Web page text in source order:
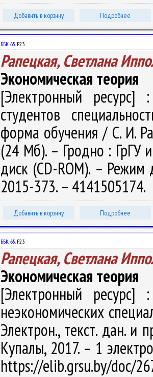
Добавить в корзину Подробнее
ББК 65.Р23
Рапецкая, Светлана
Экономическая теория
[Электронный ресурс]
студентов
форма обучения / С. И.
(24 Мб). – Гродно : ГрГУ
диск (CD-ROM). –
2015-373. – 4141505174.
Добавить в корзину Подробнее
ББК 65.Р23
Рапецкая, Светлана
Экономическая теория
[Электронный ресурс]
неэкономических
Электрон., текст. дан. и
Купалы, 2017. – 1
https://elib.grsu.by/doc/